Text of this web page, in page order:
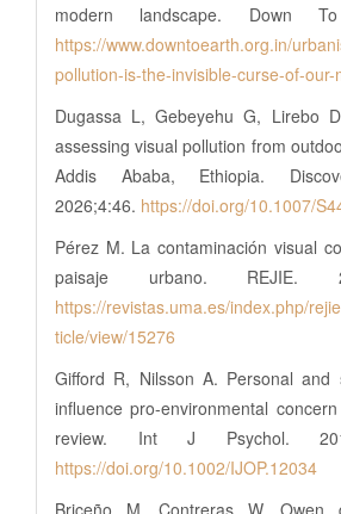
modern landscape. Down
https://www.downtoearth.org.in/
pollution-is-the-invisible-curse-of-
Dugassa L, Gebeyehu G, Lirebo
assessing visual pollution from
Addis Ababa, Ethiopia.
2026;4:46. https://doi.org/10.1007/
Pérez M. La contaminación visual
paisaje urbano. REJIE.
https://revistas.uma.es/index.php/
ticle/view/15276
Gifford R, Nilsson A. Personal and
influence pro-environmental
review. Int J Psychol.
https://doi.org/10.1002/IJOP.12034
Briceño M, Contreras W, Owen